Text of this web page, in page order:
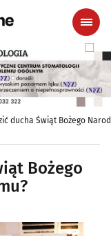
ducha Świąt Bożego
Bożego